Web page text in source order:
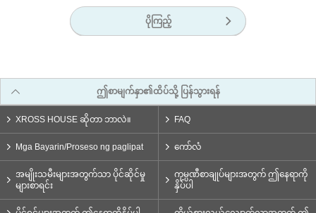
လမ်းလျှောက်
လမ်းလျှောက်
ပိုကြည့်
ဤစာမျက်နှာ၏ထိပ်သို့ ပြန်သွားရန်
XROSS HOUSE ဆိုတာ ဘာလဲ။ FAQ
Mga Bayarin/Proseso ng paglipat ကော်လံ
အမျိုးသမီးများအတွက်သာ ပိုင်ဆိုင်မှု
များစာရင်း
ကုမ္ပဏီစာချုပ်များအတွက် ဤနေရာကို
နှိပ်ပါ